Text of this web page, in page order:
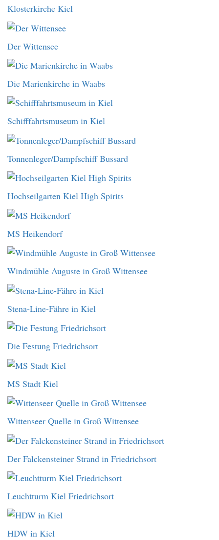
Klosterkirche Kiel
Der Wittensee
Die Marienkirche in Waabs
Schifffahrtsmuseum in Kiel
Tonnenleger/Dampfschiff Bussard
Hochseilgarten Kiel High Spirits
MS Heikendorf
Windmühle Auguste in Groß Wittensee
Stena-Line-Fähre in Kiel
Die Festung Friedrichsort
MS Stadt Kiel
Wittenseer Quelle in Groß Wittensee
Der Falckensteiner Strand in Friedrichsort
Leuchtturm Kiel Friedrichsort
HDW in Kiel